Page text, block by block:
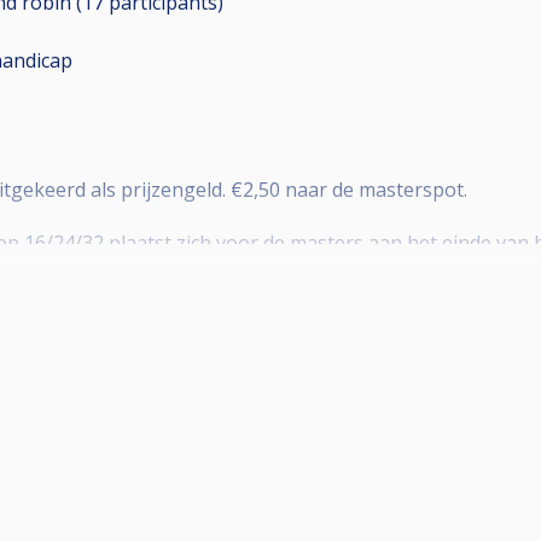
als prijzengeld. €2,50 naar de masterspot.
16/24/32 plaatst zich voor de masters aan het einde